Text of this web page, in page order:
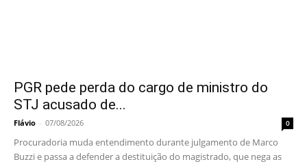
PGR pede perda do cargo de ministro do
STJ acusado de...
Flávio - 07/08/2026 0
Procuradoria muda entendimento durante julgamento de Marco
Buzzi e passa a defender a destituição do magistrado, que nega as